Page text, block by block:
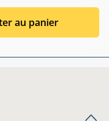
au panier